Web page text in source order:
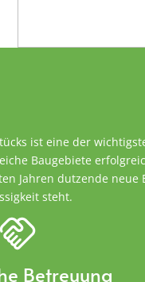
ist eine der
Baugebiete
Jahren dutzende
steht.
Betreuung